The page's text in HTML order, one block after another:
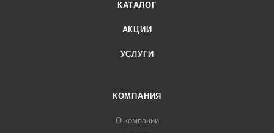
КАТАЛОГ
АКЦИИ
УСЛУГИ
КОМПАНИЯ
О компании